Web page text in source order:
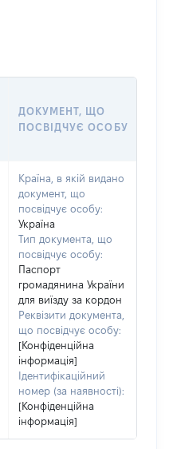
ДОКУМЕНТ, ЩО
ПОСВІДЧУЄ ОСОБУ
Країна, в якій видано
документ, що
посвідчує особу:
Україна
Тип документа, що
посвідчує особу:
Паспорт
громадянина України
для виїзду за кордон
Реквізити документа,
що посвідчує особу:
[Конфіденційна
інформація]
Ідентифікаційний
номер (за наявності):
[Конфіденційна
інформація]